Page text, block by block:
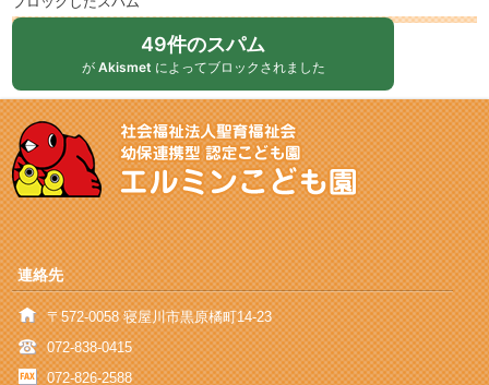
49件のスパム
が Akismet によってブロックされました
連絡先
〒572-0058 寝屋川市黒原橘町14-23
072-838-0415
072-826-2588